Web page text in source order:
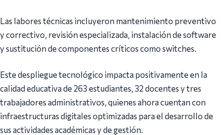
Las labores técnicas incluyeron mantenimiento preventivo
y correctivo, revisión especializada, instalación de software
y sustitución de componentes críticos como switches.
Este despliegue tecnológico impacta positivamente en la
calidad educativa de 263 estudiantes, 32 docentes y tres
trabajadores administrativos, quienes ahora cuentan con
infraestructuras digitales optimizadas para el desarrollo de
sus actividades académicas y de gestión.